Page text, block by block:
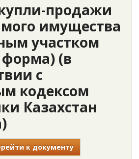
продажи
имущества
участком
(в
с
кодексом
Казахстан
к документу